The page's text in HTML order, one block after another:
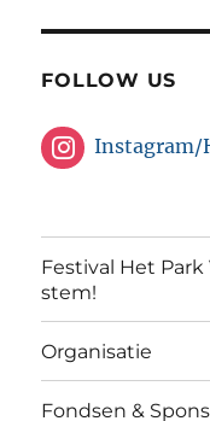
FOLLOW US
Instagram/
Festival Het Park
stem!
Organisatie
Fondsen &